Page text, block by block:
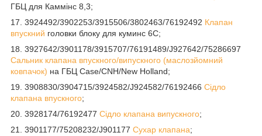
ГБЦ для Каммінс 8,3;
17. 3924492/3902253/3915506/3802463/76192492 Клапан
впускний головки блоку для куминс 6C;
18. 3927642/3901178/3915707/76191489/J927642/75286697
Сальник клапана впускного/випускного (маслозйомний
ковпачок) на ГБЦ Case/CNH/New Holland;
19. 3908830/3904715/3924582/J924582/76192466 Сідло
клапана впускного;
20. 3928174/76192477 Сідло клапана випускного;
21. 3901177/75208232/J901177 Сухар клапана;